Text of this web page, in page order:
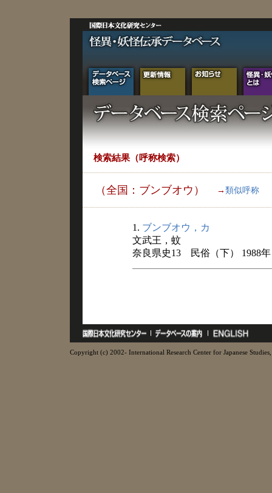
検索結果（呼称検索）
（全国：ブンブオウ） → 類似呼称
1. ブンブオウ，カ
文武王，蚊
奈良県史13 民俗（下） 1988年
Copyright (c) 2002- International Research Center for Japanese